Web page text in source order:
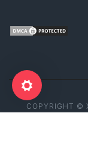
COPYRIGHT ©